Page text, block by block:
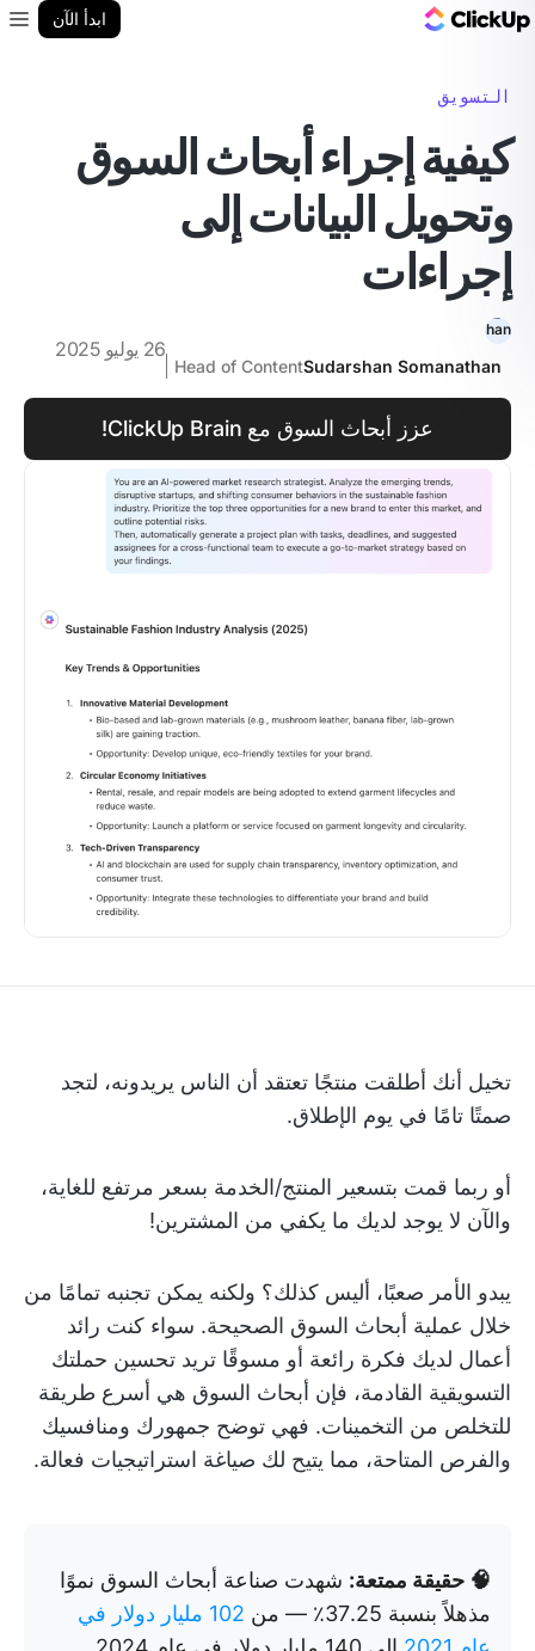
ابدأ الآن
التسويق
كيفية إجراء أبحاث السوق
وتحويل البيانات إلى
إجراءات
Sudarshan Somanathan
Head of Content
26 يوليو 2025
عزز أبحاث السوق مع ClickUp Brain!
تخيل أنك أطلقت منتجًا تعتقد أن الناس يريدونه، لتجد
صمتًا تامًا في يوم الإطلاق.
أو ربما قمت بتسعير المنتج/الخدمة بسعر مرتفع للغاية،
والآن لا يوجد لديك ما يكفي من المشترين!
يبدو الأمر صعبًا، أليس كذلك؟ ولكنه يمكن تجنبه تمامًا من
خلال عملية أبحاث السوق الصحيحة. سواء كنت رائد
أعمال لديك فكرة رائعة أو مسوقًا تريد تحسين حملتك
التسويقية القادمة، فإن أبحاث السوق هي أسرع طريقة
للتخلص من التخمينات. فهي توضح جمهورك ومنافسيك
والفرص المتاحة، مما يتيح لك صياغة استراتيجيات فعالة.
🧠 حقيقة ممتعة: شهدت صناعة أبحاث السوق نموًا
مذهلاً بنسبة 37.25٪ — من
102 مليار دولار في